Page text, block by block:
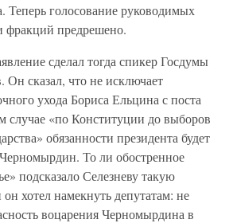
Теперь голосование руководимых
фракций предрешено.
сделал тогда спикер Госдумы
Он сказал, что не исключает
ухода Бориса Ельцина с поста
случае «по Конституции до выборов
обязанности президента будет
То ли обостренное
подсказало Селезневу такую
хотел намекнуть депутатам: не
воцарения Черномырдина в